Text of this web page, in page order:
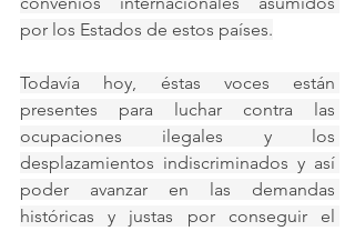
por los Estados de estos países.
Todavía hoy, éstas voces están
presentes para luchar contra las
ocupaciones ilegales y los
desplazamientos indiscriminados y así
poder avanzar en las demandas
históricas y justas por conseguir el